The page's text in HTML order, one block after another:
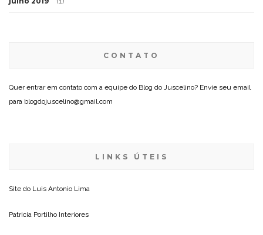
CONTATO
Quer entrar em contato com a equipe do Blog do Juscelino? Envie seu email
para blogdojuscelino@gmail.com
LINKS ÚTEIS
Site do Luis Antonio Lima
Patricia Portilho Interiores